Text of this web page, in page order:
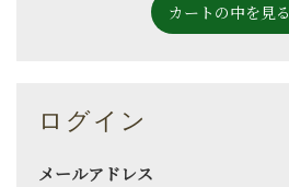
カートの中を見る
ログイン
メールアドレス